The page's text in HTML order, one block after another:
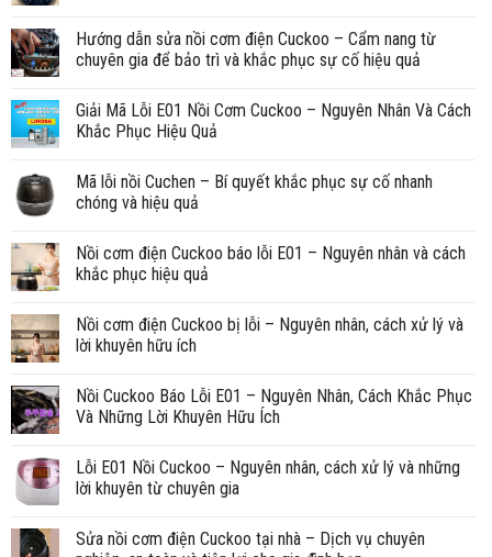
Hướng dẫn sửa nồi cơm điện Cuckoo – Cẩm nang từ
chuyên gia để bảo trì và khắc phục sự cố hiệu quả
Giải Mã Lỗi E01 Nồi Cơm Cuckoo – Nguyên Nhân Và Cách
Khắc Phục Hiệu Quả
Mã lỗi nồi Cuchen – Bí quyết khắc phục sự cố nhanh
chóng và hiệu quả
Nồi cơm điện Cuckoo báo lỗi E01 – Nguyên nhân và cách
khắc phục hiệu quả
Nồi cơm điện Cuckoo bị lỗi – Nguyên nhân, cách xử lý và
lời khuyên hữu ích
Nồi Cuckoo Báo Lỗi E01 – Nguyên Nhân, Cách Khắc Phục
Và Những Lời Khuyên Hữu Ích
Lỗi E01 Nồi Cuckoo – Nguyên nhân, cách xử lý và những
lời khuyên từ chuyên gia
Sửa nồi cơm điện Cuckoo tại nhà – Dịch vụ chuyên